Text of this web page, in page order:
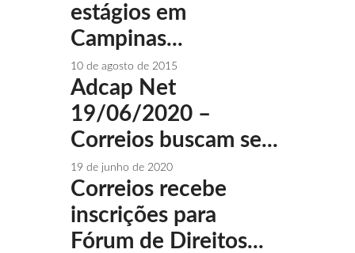
estágios em
Campinas...
10 de agosto de 2015
Adcap Net
19/06/2020 –
Correios buscam se...
19 de junho de 2020
Correios recebe
inscrições para
Fórum de Direitos...